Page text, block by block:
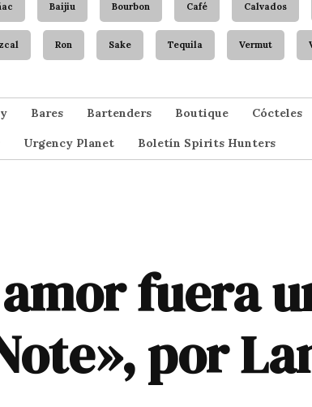
Baijiu Bourbon Café Calvados
Ron Sake Tequila Vermut
Bares Bartenders Boutique Cócteles
Urgency Planet Boletín Spirits Hunters
fuera
por